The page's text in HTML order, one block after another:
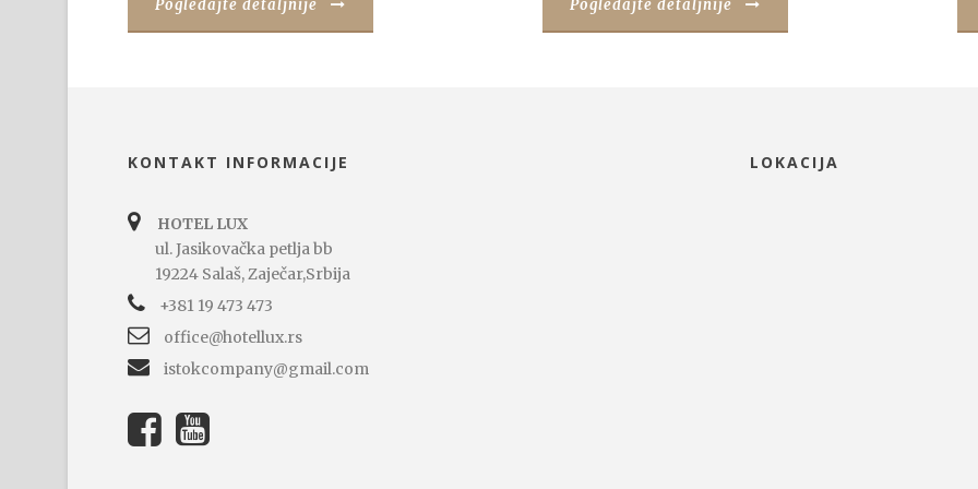
Pogledajte detaljnije Pogledajte detaljnije
KONTAKT INFORMACIJE
HOTEL LUX
ul. Jasikovačka petlja bb
19224 Salaš, Zaječar,Srbija
+381 19 473 473
office@hotellux.rs
istokcompany@gmail.com
LOKACIJA